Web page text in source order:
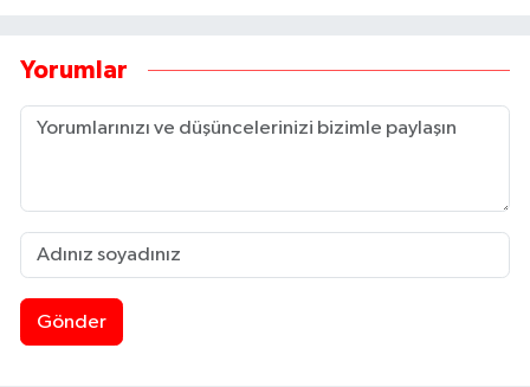
Yorumlar
Gönder